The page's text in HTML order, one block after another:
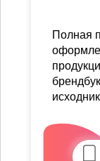
Полная